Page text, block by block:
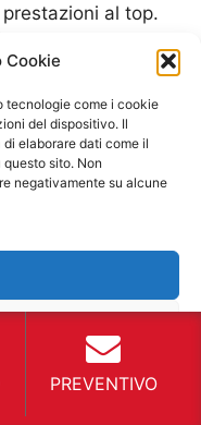
Cookie
tecnologie come i cookie
del dispositivo. Il
elaborare dati come il
sito. Non
negativamente su alcune
al top.
importantissima
per il cliente. In
e alle
interni, ci sono
da
tutte le
Noleggio
riesce a
quello che
o
si ha sempre la
con lePREVENTIVO